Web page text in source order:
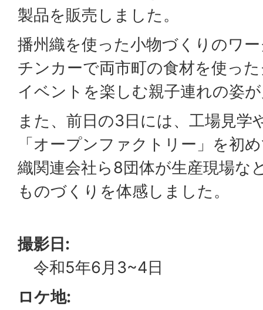
製品を販売しました。
播州織を使った小物づくりのワ
チンカーで両市町の食材を使っ
イベントを楽しむ親子連れの姿
また、前日の3日には、工場見学
「オープンファクトリー」を初
織関連会社ら8団体が生産現場な
ものづくりを体感しました。
撮影日:
令和5年6月3~4日
ロケ地: